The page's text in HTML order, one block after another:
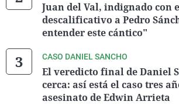
Juan del Val, indignado con
descalificativo a Pedro
entender este cántico"
CASO DANIEL SANCHO
El veredicto final de Daniel
cerca: así está el caso tres
asesinato de Edwin Arrieta